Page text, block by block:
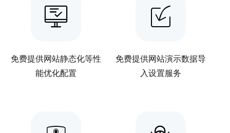
免费提供网站静态化等性
能优化配置
免费提供网站演示数据导
入设置服务